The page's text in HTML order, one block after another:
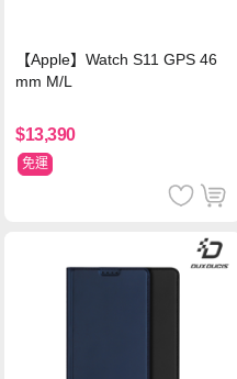
【Apple】Watch S11 GPS 46
mm M/L
$13,390
免運